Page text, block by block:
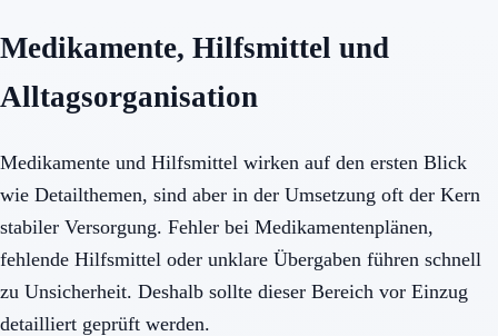
Medikamente, Hilfsmittel und
Alltagsorganisation
Medikamente und Hilfsmittel wirken auf den ersten Blick
wie Detailthemen, sind aber in der Umsetzung oft der Kern
stabiler Versorgung. Fehler bei Medikamentenplänen,
fehlende Hilfsmittel oder unklare Übergaben führen schnell
zu Unsicherheit. Deshalb sollte dieser Bereich vor Einzug
detailliert geprüft werden.